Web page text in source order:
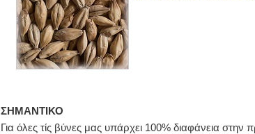
ΣΗΜΑΝΤΙΚΟ
Για όλες τίς βύνες μας υπάρχει 100% διαφάνεια